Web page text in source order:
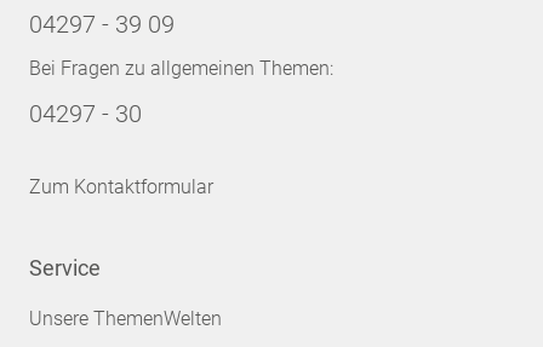
04297 - 39 09
Bei Fragen zu allgemeinen Themen:
04297 - 30
Zum Kontaktformular
Service
Unsere ThemenWelten